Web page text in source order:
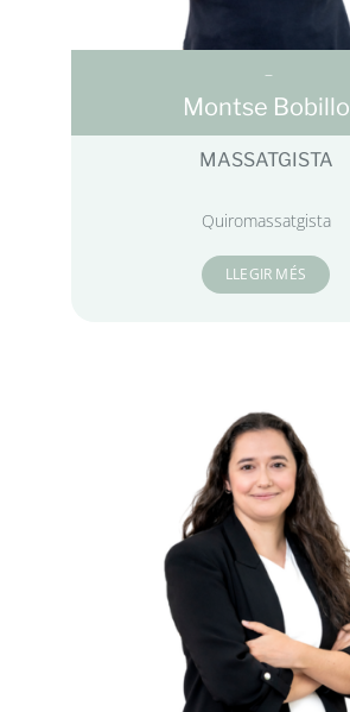
–
Montse Bobillo
MASSATGISTA
Quiromassatgista
LLEGIR MÉS